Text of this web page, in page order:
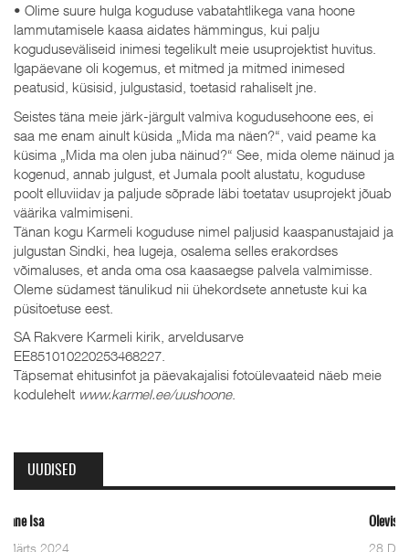
• Olime suure hulga koguduse vabatahtlikega vana hoone
lammutamisele kaasa aidates hämmingus, kui palju
koguduseväliseid inimesi tegelikult meie usuprojektist huvitus.
Igapäevane oli kogemus, et mitmed ja mitmed inimesed
peatusid, küsisid, julgustasid, toetasid rahaliselt jne.
Seistes täna meie järk-järgult valmiva kogudusehoone ees, ei
saa me enam ainult küsida „Mida ma näen?“, vaid peame ka
küsima „Mida ma olen juba näinud?“ See, mida oleme näinud ja
kogenud, annab julgust, et Jumala poolt alustatu, koguduse
poolt elluviidav ja paljude sõprade läbi toetatav usuprojekt jõuab
väärika valmimiseni.
Tänan kogu Karmeli koguduse nimel paljusid kaaspanustajaid ja
julgustan Sindki, hea lugeja, osalema selles erakordses
võimaluses, et anda oma osa kaasaegse palvela valmimisse.
Oleme südamest tänulikud nii ühekordsete annetuste kui ka
püsitoetuse eest.
SA Rakvere Karmeli kirik, arveldusarve
EE851010220253468227.
Täpsemat ehitusinfot ja päevakajalisi fotoülevaateid näeb meie
kodulehelt www.karmel.ee/uushoone.
UUDISED